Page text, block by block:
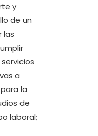
y
de un
las
a
la
de
laboral;